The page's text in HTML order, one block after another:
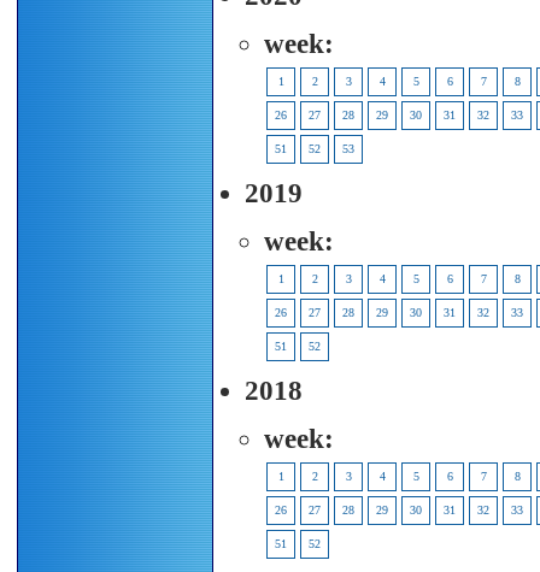
week:
1 2 3 4 5 6 7 8
26 27 28 29 30 31 32 33
51 52 53
2019
week:
1 2 3 4 5 6 7 8
26 27 28 29 30 31 32 33
51 52
2018
week:
1 2 3 4 5 6 7 8
26 27 28 29 30 31 32 33
51 52